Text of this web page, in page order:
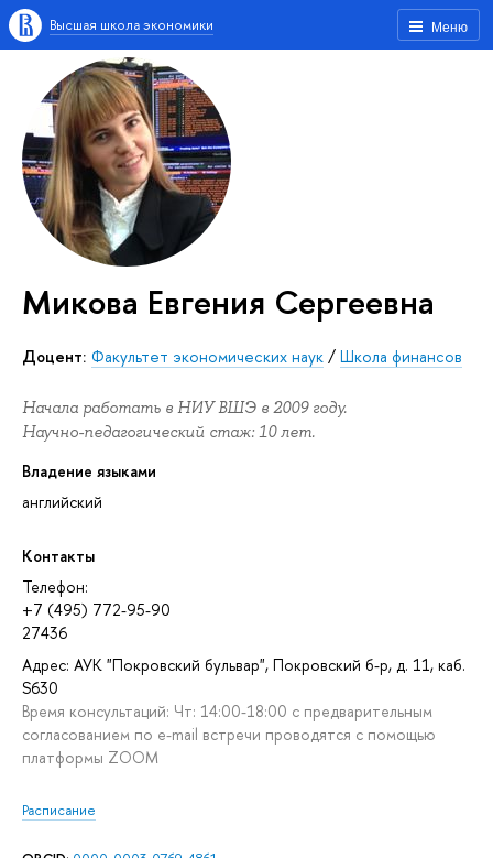
Меню
Высшая школа экономики
Микова Евгения Сергеевна
Доцент: Факультет экономических наук / Школа финансов
Начала работать в НИУ ВШЭ в 2009 году.
Научно-педагогический стаж: 10 лет.
Владение языками
английский
Контакты
Телефон:
+7 (495) 772-95-90
27436
Адрес: АУК "Покровский бульвар", Покровский б-р, д. 11, каб.
S630
Время консультаций: Чт: 14:00-18:00 с предварительным
согласованием по e-mail встречи проводятся с помощью
платформы ZOOM
Расписание